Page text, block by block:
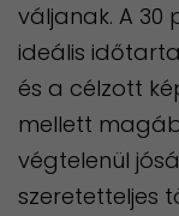
váljanak. A 30
ideális
és a célzott
mellett
végtelenül
szeretetteljes